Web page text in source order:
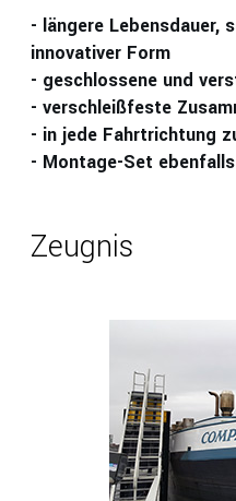
- längere Lebensdauer,
innovativer Form
- geschlossene und
- verschleißfeste
- in jede Fahrtrichtung
- Montage-Set
Zeugnis